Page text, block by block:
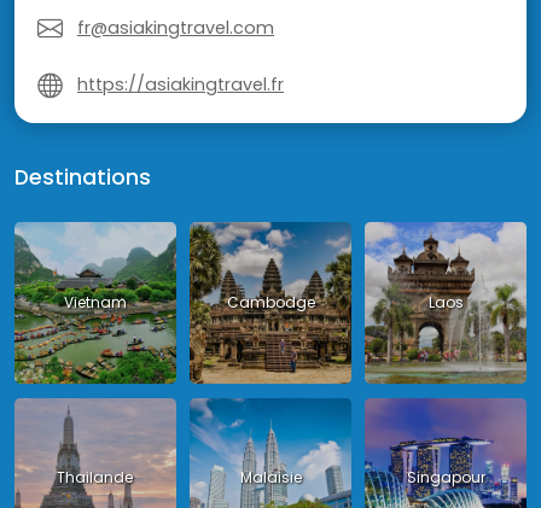
fr@asiakingtravel.com
https://asiakingtravel.fr
Destinations
Vietnam Cambodge Laos
Thailande Malaisie Singapour